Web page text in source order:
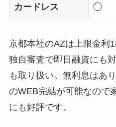
カードレス ◯
京都本社のAZは上限金利
独自審査で即日融資にも
も取り扱い。無利息はあ
のWEB完結が可能なので
にも好評です。